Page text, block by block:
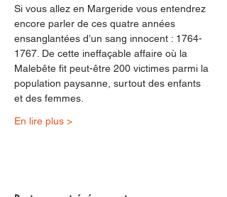
Si vous allez en Margeride vous entendrez
encore parler de ces quatre années
ensanglantées d’un sang innocent : 1764-
1767. De cette ineffaçable affaire où la
Malebête fit peut-être 200 victimes parmi la
population paysanne, surtout des enfants
et des femmes.
En lire plus >